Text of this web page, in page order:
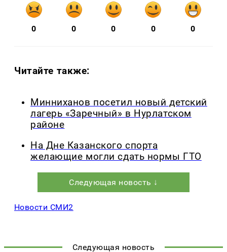
0 0 0 0 0
Читайте также:
Минниханов посетил новый детский
лагерь «Заречный» в Нурлатском
районе
На Дне Казанского спорта
желающие могли сдать нормы ГТО
Следующая новость ↓
Новости СМИ2
Следующая новость